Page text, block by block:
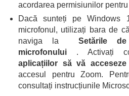
acordarea permisiunilor
Dacă sunteți pe Windows
microfonul, utilizați bara de
naviga la Setările
microfonului . Activați
aplicațiilor să vă acceseze
accesul pentru Zoom.
consultați instrucțiunile